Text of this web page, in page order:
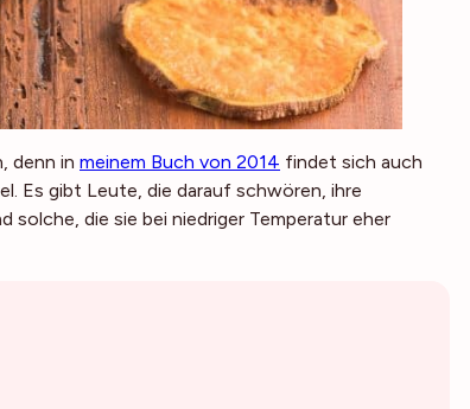
denn in meinem Buch von 2014 findet sich auch
Es gibt Leute, die darauf schwören, ihre
solche, die sie bei niedriger Temperatur eher